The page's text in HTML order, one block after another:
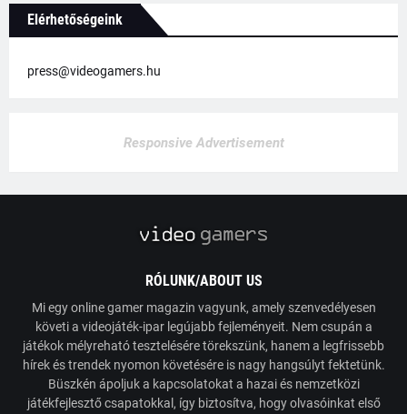
Elérhetőségeink
press@videogamers.hu
Responsive Advertisement
RÓLUNK/ABOUT US
Mi egy online gamer magazin vagyunk, amely szenvedélyesen
követi a videojáték-ipar legújabb fejleményeit. Nem csupán a
játékok mélyreható tesztelésére törekszünk, hanem a legfrissebb
hírek és trendek nyomon követésére is nagy hangsúlyt fektetünk.
Büszkén ápoljuk a kapcsolatokat a hazai és nemzetközi
játékfejlesztő csapatokkal, így biztosítva, hogy olvasóinkat első